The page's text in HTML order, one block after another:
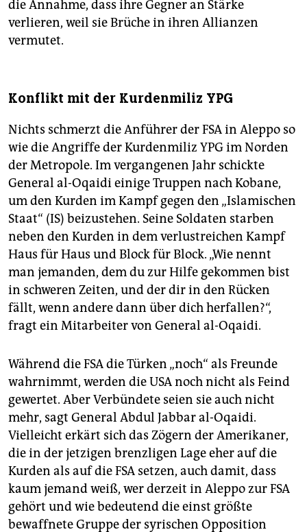
die Annahme, dass ihre Gegner an Stärke
verlieren, weil sie Brüche in ihren Allianzen
vermutet.
Konflikt mit der Kurdenmiliz YPG
Nichts schmerzt die Anführer der FSA in Aleppo so
wie die Angriffe der Kurdenmiliz YPG im Norden
der Metropole. Im vergangenen Jahr schickte
General al-Oqaidi einige Truppen nach Kobane,
um den Kurden im Kampf gegen den „Islamischen
Staat“ (IS) beizustehen. Seine Soldaten starben
neben den Kurden in dem verlustreichen Kampf
Haus für Haus und Block für Block. „Wie nennt
man jemanden, dem du zur Hilfe gekommen bist
in schweren Zeiten, und der dir in den Rücken
fällt, wenn andere dann über dich herfallen?“,
fragt ein Mitarbeiter von General al-Oqaidi.
Während die FSA die Türken „noch“ als Freunde
wahrnimmt, werden die USA noch nicht als Feind
gewertet. Aber Verbündete seien sie auch nicht
mehr, sagt General Abdul Jabbar al-Oqaidi.
Vielleicht erkärt sich das Zögern der Amerikaner,
die in der jetzigen brenzligen Lage eher auf die
Kurden als auf die FSA setzen, auch damit, dass
kaum jemand weiß, wer derzeit in Aleppo zur FSA
gehört und wie bedeutend die einst größte
bewaffnete Gruppe der syrischen Opposition